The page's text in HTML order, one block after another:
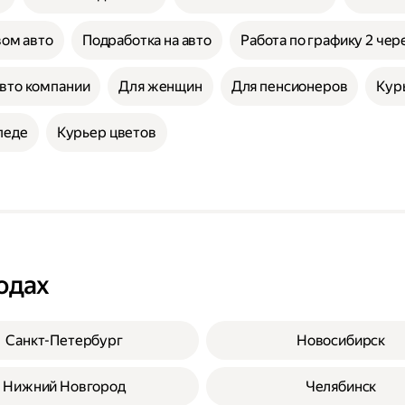
авто Подработка на авто Работа по графику 2
компании Для женщин Для пенсионеров
Курьер цветов
Санкт-Петербург Новосибирск
Нижний Новгород Челябинск